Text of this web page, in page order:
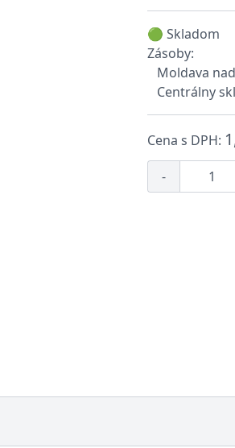
🟢 Skladom
Zásoby:
Moldava
Centrálny
Cena s DPH:
-